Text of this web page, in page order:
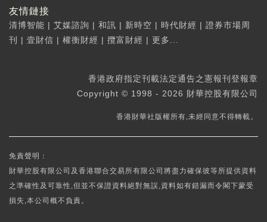
友情鏈接
清博智能 | 艾媒諮詢 | 和訊 | 新時空 | 時代財經 | 證券市場周
刊
| 壹財信 | 權衡財經 | 攬富財經 | 更多...
香港政府指定刊載法定通告之憲報刊登報章
Copyright © 1998 - 2026 財華控股有限公司
香港財華社版權所有,未經同意不得轉載。
免責聲明：
財華控股有限公司及香港聯合交易所有限公司將盡力確保彼等所提供資料
之準確性及可靠性,但並不保證資料絕對無誤,資料如有錯漏而令閣下蒙受
損失,本公司概不負責。